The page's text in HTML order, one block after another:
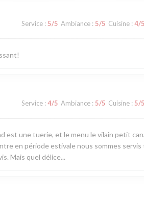
Service : 5/5 Ambiance : 5/5 Cuisine : 4/5
Service : 4/5 Ambiance : 5/5 Cuisine : 5/5
est une tuerie, et le menu le vilain petit
en période estivale nous sommes
Mais quel délice...